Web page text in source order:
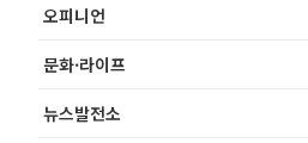
오피니언
문화·라이프
뉴스발전소